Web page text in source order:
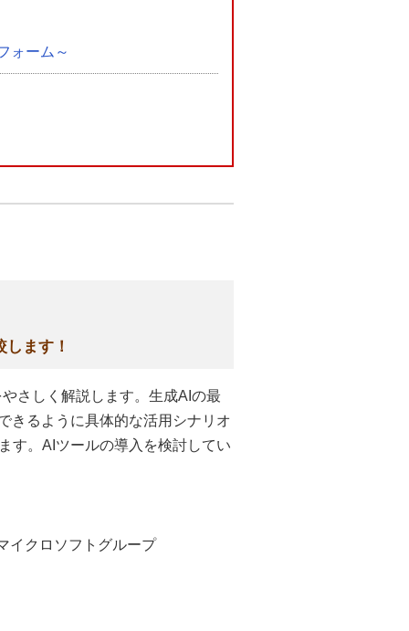
ォーム～
ます！
さしく解説します。生成AIの最
きるように具体的な活用シナリオ
す。AIツールの導入を検討してい
クロソフトグループ